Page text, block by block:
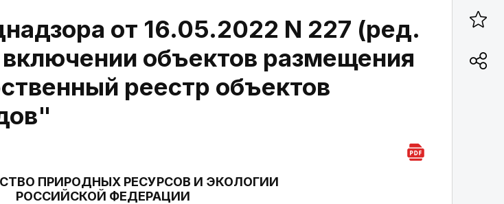
от 16.05.2022 N 227 (ред.
объектов размещения
реестр объектов
ПРИРОДНЫХ РЕСУРСОВ И ЭКОЛОГИИ
РОССИЙСКОЙ ФЕДЕРАЦИИ